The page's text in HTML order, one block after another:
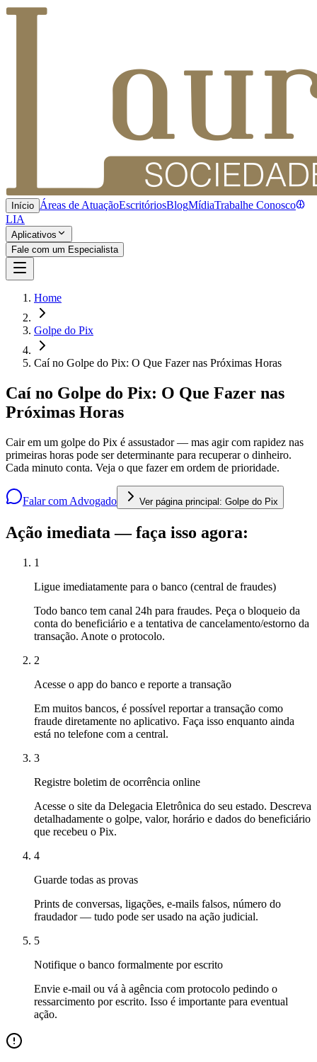
Início Áreas de AtuaçãoEscritóriosBlogMídiaTrabalhe Conosco
LIA
Aplicativos
Fale com um Especialista
Home
Golpe do Pix
Caí no Golpe do Pix: O Que Fazer nas Próximas Horas
Caí no Golpe do Pix: O Que Fazer nas
Próximas Horas
Cair em um golpe do Pix é assustador — mas agir com rapidez nas
primeiras horas pode ser determinante para recuperar o dinheiro.
Cada minuto conta. Veja o que fazer em ordem de prioridade.
Falar com Advogado Ver página principal: Golpe do Pix
Ação imediata — faça isso agora:
1
Ligue imediatamente para o banco (central de fraudes)
Todo banco tem canal 24h para fraudes. Peça o bloqueio da
conta do beneficiário e a tentativa de cancelamento/estorno da
transação. Anote o protocolo.
2
Acesse o app do banco e reporte a transação
Em muitos bancos, é possível reportar a transação como
fraude diretamente no aplicativo. Faça isso enquanto ainda
está no telefone com a central.
3
Registre boletim de ocorrência online
Acesse o site da Delegacia Eletrônica do seu estado. Descreva
detalhadamente o golpe, valor, horário e dados do beneficiário
que recebeu o Pix.
4
Guarde todas as provas
Prints de conversas, ligações, e-mails falsos, número do
fraudador — tudo pode ser usado na ação judicial.
5
Notifique o banco formalmente por escrito
Envie e-mail ou vá à agência com protocolo pedindo o
ressarcimento por escrito. Isso é importante para eventual
ação.